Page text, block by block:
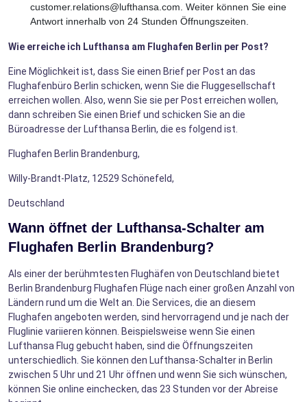
customer.relations@lufthansa.com. Weiter können Sie eine
Antwort innerhalb von 24 Stunden Öffnungszeiten.
Wie erreiche ich Lufthansa am Flughafen Berlin per Post?
Eine Möglichkeit ist, dass Sie einen Brief per Post an das
Flughafenbüro Berlin schicken, wenn Sie die Fluggesellschaft
erreichen wollen. Also, wenn Sie sie per Post erreichen wollen,
dann schreiben Sie einen Brief und schicken Sie an die
Büroadresse der Lufthansa Berlin, die es folgend ist.
Flughafen Berlin Brandenburg,
Willy-Brandt-Platz, 12529 Schönefeld,
Deutschland
Wann öffnet der Lufthansa-Schalter am
Flughafen Berlin Brandenburg?
Als einer der berühmtesten Flughäfen von Deutschland bietet
Berlin Brandenburg Flughafen Flüge nach einer großen Anzahl von
Ländern rund um die Welt an. Die Services, die an diesem
Flughafen angeboten werden, sind hervorragend und je nach der
Fluglinie variieren können. Beispielsweise wenn Sie einen
Lufthansa Flug gebucht haben, sind die Öffnungszeiten
unterschiedlich. Sie können den Lufthansa-Schalter in Berlin
zwischen 5 Uhr und 21 Uhr öffnen und wenn Sie sich wünschen,
können Sie online einchecken, das 23 Stunden vor der Abreise